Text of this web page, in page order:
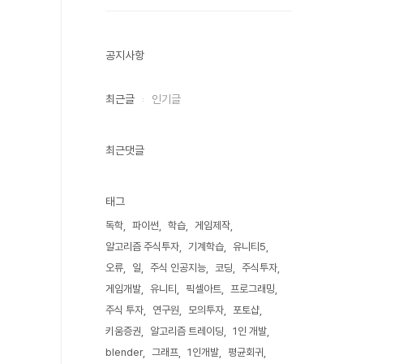
공지사항
최근글 인기글
최근댓글
태그
독학 파이썬 학습
게임제작
알고리즘 주식투자
기계학습
유니티5
오류
일 주식 인공지능 코딩
주식투자
게임개발
유니티 픽셀아트
프로그래밍
주식 투자
연구원 모의투자
포토샵
키움증권
알고리즘 트레이딩
1인 개발
blender
그래프 1인개발 평균회귀